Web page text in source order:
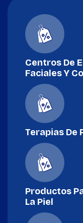
Centros De
Faciales Y
Terapias De
Productos
La Piel